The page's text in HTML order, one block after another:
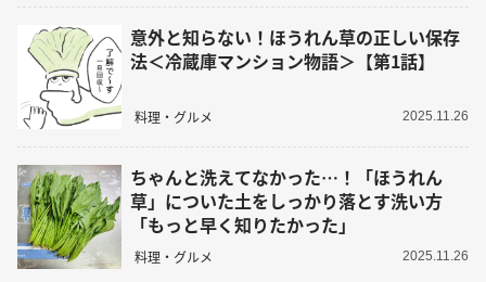
意外と知らない！ほうれん草の正しい保存
法＜冷蔵庫マンション物語＞【第1話】
料理・グルメ 2025.11.26
ちゃんと洗えてなかった…！「ほうれん
草」についた土をしっかり落とす洗い方
「もっと早く知りたかった」
料理・グルメ 2025.11.26